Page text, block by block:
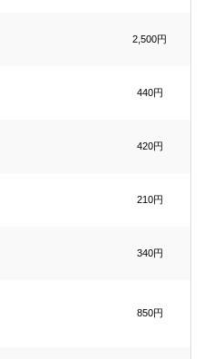
2,500円
440円
420円
210円
340円
850円